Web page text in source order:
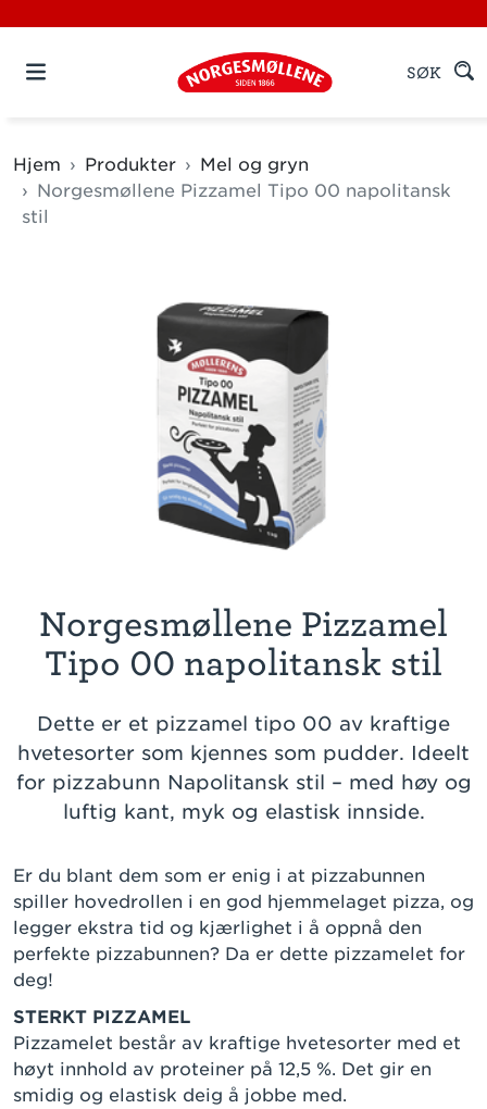
SØK
Hjem Produkter
Mel og gryn
Norgesmøllene Pizzamel Tipo 00 napolitansk
stil
Norgesmøllene Pizzamel
Tipo 00 napolitansk stil
Dette er et pizzamel tipo 00 av kraftige
hvetesorter som kjennes som pudder. Ideelt
for pizzabunn Napolitansk stil – med høy og
luftig kant, myk og elastisk innside.
Er du blant dem som er enig i at pizzabunnen
spiller hovedrollen i en god hjemmelaget pizza, og
legger ekstra tid og kjærlighet i å oppnå den
perfekte pizzabunnen? Da er dette pizzamelet for
deg!
STERKT PIZZAMEL
Pizzamelet består av kraftige hvetesorter med et
høyt innhold av proteiner på 12,5 %. Det gir en
smidig og elastisk deig å jobbe med.